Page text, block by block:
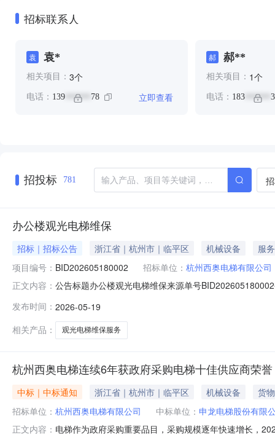
招标联系人
袁 袁*
相关项目： 3个
电话： 139 ****** 78 立即查看
郝 郝**
相关项目： 1个
电话： 183******
招投标 781
办公楼观光电梯维保
招标｜招标公告 浙江省｜杭州市｜临平区 机械设备
服务
项目编号： BID202605180002 招标单位： 杭州西奥电梯有限公司
正文内容： 公告标题办公楼观光电梯维保来源单号
电梯安全性能负责。2026年6月7日电梯维保合同到期，
发布时间： 2026-05-19
相关产品：
观光电梯维保服务
杭州西奥电梯连续6年获政府采购电梯十佳供应商荣誉
中标｜中标通知 浙江省｜杭州市｜临平区 机械设备
货物
招标单位： 杭州西奥电梯有限公司 中标单位： 申龙电梯股份有限
正文内容： 电梯作为政府采购重要品目，采购规模逐年快速增长，